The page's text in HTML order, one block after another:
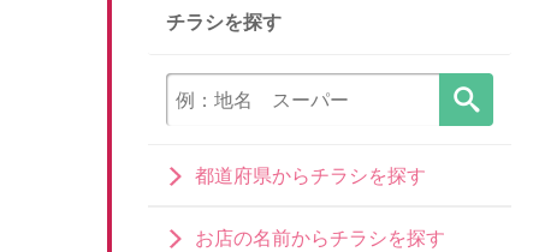
チラシを探す
都道府県からチラシを探す
お店の名前からチラシを探す